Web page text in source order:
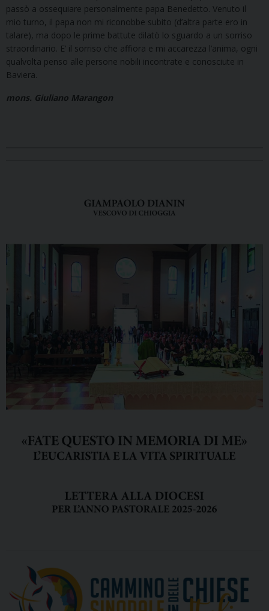
passò a ossequiare personalmente papa Benedetto. Venuto il
mio turno, il papa non mi riconobbe subito (d’altra parte ero in
talare), ma dopo le prime battute dilatò lo sguardo a un sorriso
straordinario. E’ il sorriso che affiora e mi accarezza l’anima, ogni
qualvolta penso alle persone nobili incontrate e conosciute in
Baviera.
mons. Giuliano Marangon